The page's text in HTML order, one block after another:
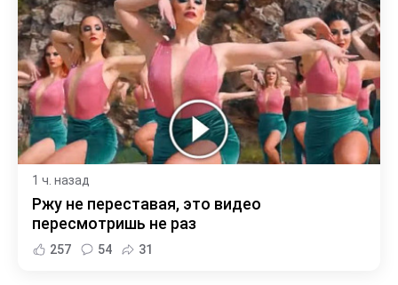
1 ч. назад
Ржу не переставая, это видео
пересмотришь не раз
257 54 31